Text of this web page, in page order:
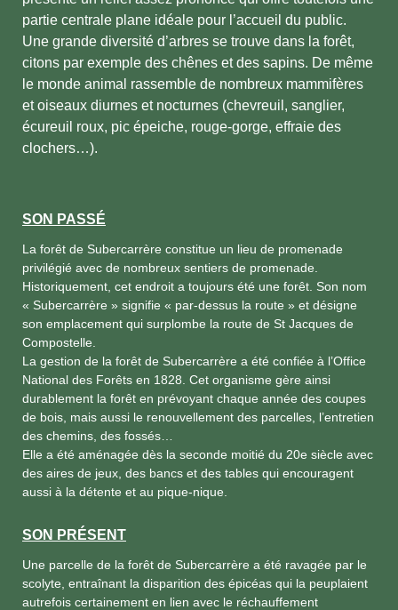
partie centrale plane idéale pour l’accueil du public.
Une grande diversité d’arbres se trouve dans la forêt,
citons par exemple des chênes et des sapins. De même
le monde animal rassemble de nombreux mammifères
et oiseaux diurnes et nocturnes (chevreuil, sanglier,
écureuil roux, pic épeiche, rouge-gorge, effraie des
clochers…).
SON PASSÉ
La forêt de Subercarrère constitue un lieu de promenade
privilégié avec de nombreux sentiers de promenade.
Historiquement, cet endroit a toujours été une forêt. Son nom
« Subercarrère » signifie « par-dessus la route » et désigne
son emplacement qui surplombe la route de St Jacques de
Compostelle.
La gestion de la forêt de Subercarrère a été confiée à l’Office
National des Forêts en 1828. Cet organisme gère ainsi
durablement la forêt en prévoyant chaque année des coupes
de bois, mais aussi le renouvellement des parcelles, l’entretien
des chemins, des fossés…
Elle a été aménagée dès la seconde moitié du 20e siècle avec
des aires de jeux, des bancs et des tables qui encouragent
aussi à la détente et au pique-nique.
SON PRÉSENT
Une parcelle de la forêt de Subercarrère a été ravagée par le
scolyte, entraînant la disparition des épicéas qui la peuplaient
autrefois certainement en lien avec le réchauffement